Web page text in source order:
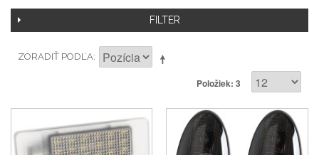
FILTER
ZORADIŤ PODĽA
Položiek: 3